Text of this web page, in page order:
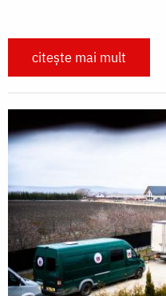
citește mai mult